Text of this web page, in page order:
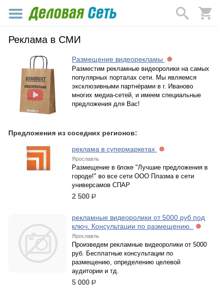
Реклама в СМИ
Размещение видеорекламы
Разместим рекламные видеоролики на самых
популярных порталах сети. Мы являемся
эксклюзивными партнёрами в г. Иваново
многих медиа-сетей, и имеем специальные
предложения для Вас!
Предложения из соседних регионов:
реклама в супермаркетах
Ярославль
Размещение в блоке "Лучшие предложения в
городе!" во все сети ООО Плазма в сети
универсамов СПАР
2 500 р.
рекламные видеоролики от 5000 руб под
ключ. Консультации по размещению.
Ярославль
Произведем рекламные видеоролики от 5000
руб. Бесплатные консультации по
размещению, определению целевой
аудитории и тд.
5 000 р.